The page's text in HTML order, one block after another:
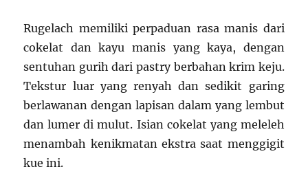
Rugelach memiliki perpaduan rasa manis dari
cokelat dan kayu manis yang kaya, dengan
sentuhan gurih dari pastry berbahan krim keju.
Tekstur luar yang renyah dan sedikit garing
berlawanan dengan lapisan dalam yang lembut
dan lumer di mulut. Isian cokelat yang meleleh
menambah kenikmatan ekstra saat menggigit
kue ini.